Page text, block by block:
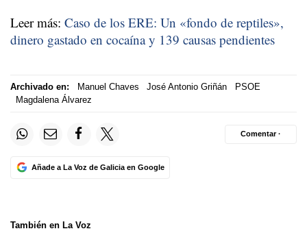
Leer más: Caso de los ERE: Un «fondo de reptiles»,
dinero gastado en cocaína y 139 causas pendientes
Archivado en: Manuel Chaves José Antonio Griñán
PSOE
Magdalena Álvarez
Añade a La Voz de Galicia en Google
Comentar ·
También en La Voz